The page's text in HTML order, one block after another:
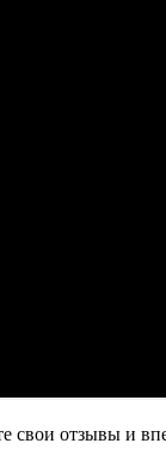
свои отзывы и